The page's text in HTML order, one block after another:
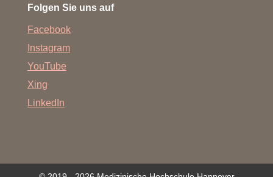
Folgen Sie uns auf
Facebook
Instagram
YouTube
Xing
LinkedIn